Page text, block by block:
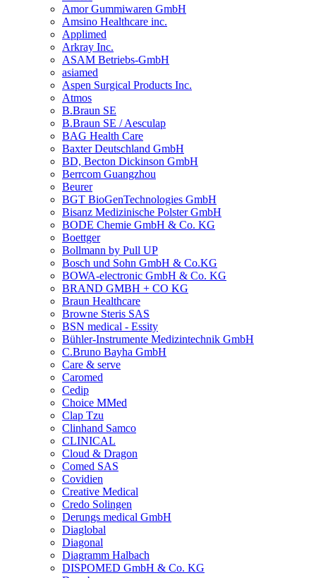
Amor Gummiwaren GmbH
Amsino Healthcare inc.
Applimed
Arkray Inc.
ASAM Betriebs-GmbH
asiamed
Aspen Surgical Products Inc.
Atmos
B.Braun SE
B.Braun SE / Aesculap
BAG Health Care
Baxter Deutschland GmbH
BD, Becton Dickinson GmbH
Berrcom Guangzhou
Beurer
BGT BioGenTechnologies GmbH
Bisanz Medizinische Polster GmbH
BODE Chemie GmbH & Co. KG
Boettger
Bollmann by Pull UP
Bosch und Sohn GmbH & Co.KG
BOWA-electronic GmbH & Co. KG
BRAND GMBH + CO KG
Braun Healthcare
Browne Steris SAS
BSN medical - Essity
Bühler-Instrumente Medizintechnik GmbH
C.Bruno Bayha GmbH
Care & serve
Caromed
Cedip
Choice MMed
Clap Tzu
Clinhand Samco
CLINICAL
Cloud & Dragon
Comed SAS
Covidien
Creative Medical
Credo Solingen
Derungs medical GmbH
Diaglobal
Diagonal
Diagramm Halbach
DISPOMED GmbH & Co. KG